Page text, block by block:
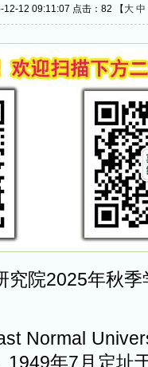
12-12 09:11:07 点击： 82 【 大 中
究院2025年秋季
Normal
1949年7月定址